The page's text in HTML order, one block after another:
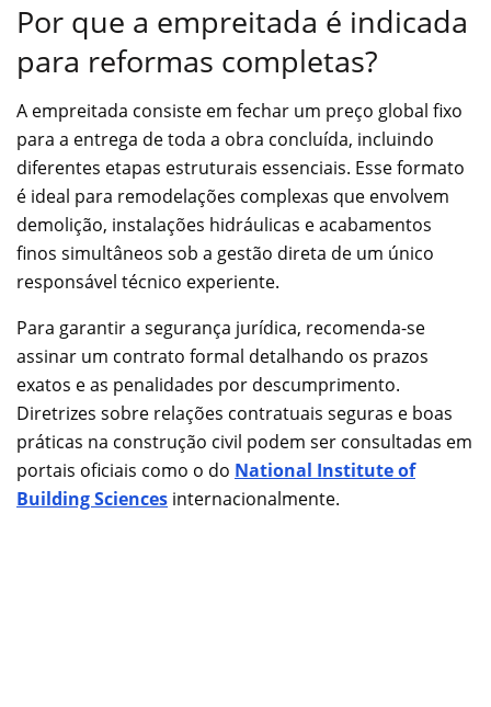
Por que a empreitada é indicada
para reformas completas?
A empreitada consiste em fechar um preço global fixo
para a entrega de toda a obra concluída, incluindo
diferentes etapas estruturais essenciais. Esse formato
é ideal para remodelações complexas que envolvem
demolição, instalações hidráulicas e acabamentos
finos simultâneos sob a gestão direta de um único
responsável técnico experiente.
Para garantir a segurança jurídica, recomenda-se
assinar um contrato formal detalhando os prazos
exatos e as penalidades por descumprimento.
Diretrizes sobre relações contratuais seguras e boas
práticas na construção civil podem ser consultadas em
portais oficiais como o do National Institute of
Building Sciences internacionalmente.